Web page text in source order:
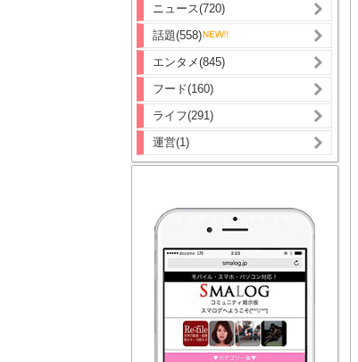
ニュース(720)
話題(558)
エンタメ(845)
フード(160)
ライフ(291)
運営(1)